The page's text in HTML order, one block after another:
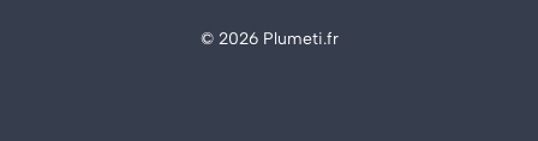
© 2026 Plumeti.fr